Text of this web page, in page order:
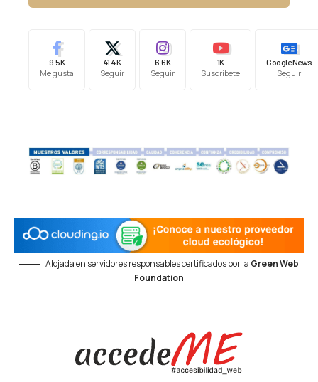
9.5K
Me gusta
41.4K
Seguir
6.6K
Seguir
1K
Suscríbete
Google News
Seguir
Alojada en servidores responsables certificados por la Green Web
Foundation